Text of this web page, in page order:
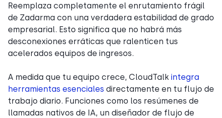
Reemplaza completamente el enrutamiento frágil
de Zadarma con una verdadera estabilidad de grado
empresarial. Esto significa que no habrá más
desconexiones erráticas que ralenticen tus
acelerados equipos de ingresos.
A medida que tu equipo crece, CloudTalk integra
herramientas esenciales directamente en tu flujo de
trabajo diario. Funciones como los resúmenes de
llamadas nativos de IA, un diseñador de flujo de